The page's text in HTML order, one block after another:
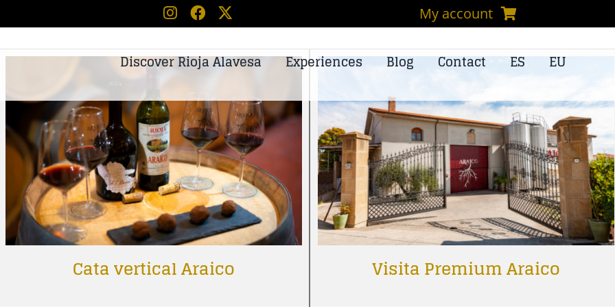
My account
Discover Rioja Alavesa Experiences Blog Contact ES EU
Cata vertical Araico Visita Premium Araico